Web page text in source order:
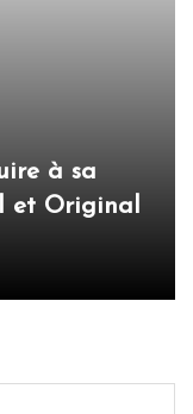
à sa
et Original